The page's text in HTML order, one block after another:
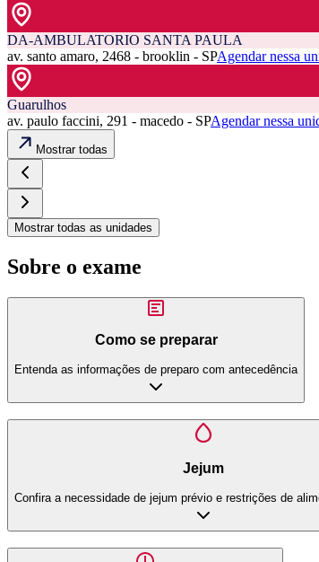
DA-AMBULATORIO SANTA PAULA
av. santo amaro, 2468 - brooklin - SPAgendar nessa
Guarulhos
av. paulo faccini, 291 - macedo - SPAgendar nessa
Mostrar todas
Mostrar todas as unidades
Sobre o exame
Como se preparar
Entenda as informações de preparo com antecedência
Jejum
Confira a necessidade de jejum prévio e restrições de